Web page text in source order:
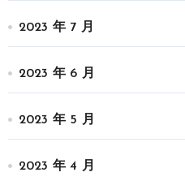
2023 年 7 月
2023 年 6 月
2023 年 5 月
2023 年 4 月